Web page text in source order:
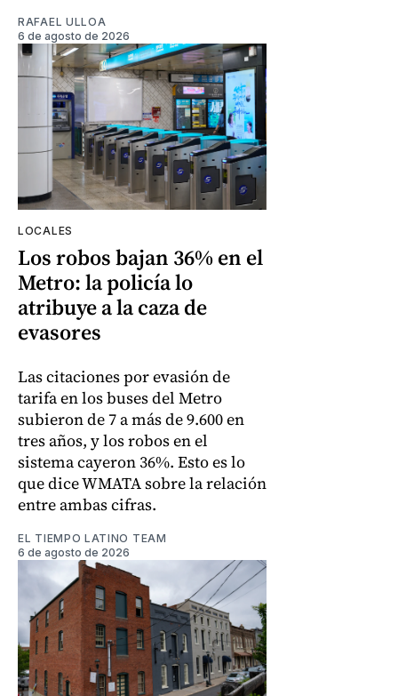
RAFAEL ULLOA
6 de agosto de 2026
LOCALES
Los robos bajan 36% en el
Metro: la policía lo
atribuye a la caza de
evasores
Las citaciones por evasión de
tarifa en los buses del Metro
subieron de 7 a más de 9.600 en
tres años, y los robos en el
sistema cayeron 36%. Esto es lo
que dice WMATA sobre la relación
entre ambas cifras.
EL TIEMPO LATINO TEAM
6 de agosto de 2026